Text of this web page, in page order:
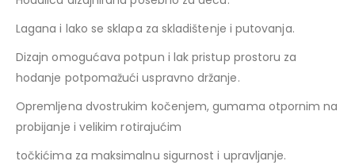
Lagana i lako se sklapa za skladištenje i putovanja.
Dizajn omogućava potpun i lak pristup prostoru za
hodanje potpomažući uspravno držanje.
Opremljena dvostrukim kočenjem, gumama otpornim na
probijanje i velikim rotirajućim
točkićima za maksimalnu sigurnost i upravljanje.